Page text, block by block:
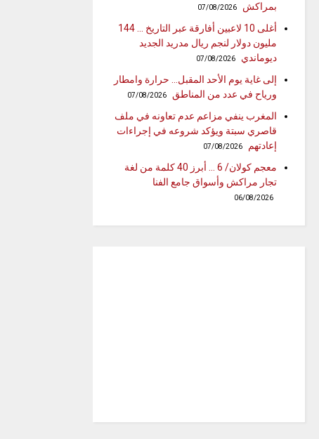
بمراكش
07/08/2026
أغلى 10 لاعبين أفارقة عبر التاريخ … 144
مليون دولار لنجم ريال مدريد الجديد
ديوماندي
07/08/2026
إلى غاية يوم الأحد المقبل… حرارة وامطار
ورياح في عدد من المناطق
07/08/2026
المغرب ينفي مزاعم عدم تعاونه في ملف
قاصري سبتة ويؤكد شروعه في إجراءات
إعادتهم
07/08/2026
معجم كولان/ 6 … أبرز 40 كلمة من لغة
تجار مراكش وأسواق جامع الفنا
06/08/2026